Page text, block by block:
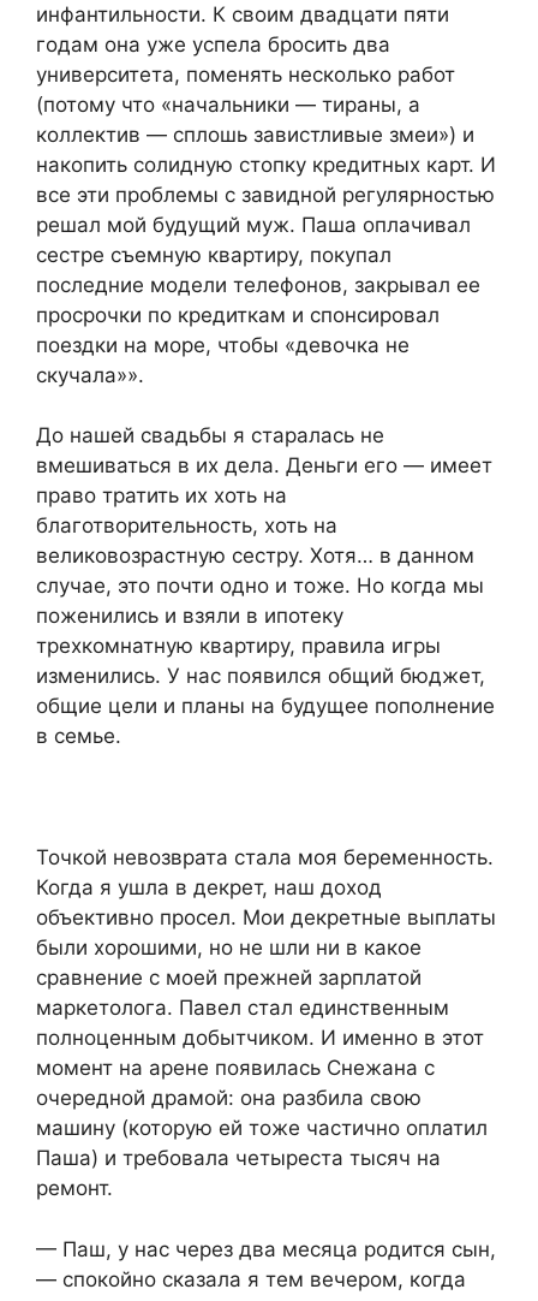
инфантильности. К своим двадцати пяти
годам она уже успела бросить два
университета, поменять несколько работ
(потому что «начальники — тираны, а
коллектив — сплошь завистливые змеи») и
накопить солидную стопку кредитных карт. И
все эти проблемы с завидной регулярностью
решал мой будущий муж. Паша оплачивал
сестре съемную квартиру, покупал
последние модели телефонов, закрывал ее
просрочки по кредиткам и спонсировал
поездки на море, чтобы «девочка не
скучала»».
До нашей свадьбы я старалась не
вмешиваться в их дела. Деньги его — имеет
право тратить их хоть на
благотворительность, хоть на
великовозрастную сестру. Хотя… в данном
случае, это почти одно и тоже. Но когда мы
поженились и взяли в ипотеку
трехкомнатную квартиру, правила игры
изменились. У нас появился общий бюджет,
общие цели и планы на будущее пополнение
в семье.
Точкой невозврата стала моя беременность.
Когда я ушла в декрет, наш доход
объективно просел. Мои декретные выплаты
были хорошими, но не шли ни в какое
сравнение с моей прежней зарплатой
маркетолога. Павел стал единственным
полноценным добытчиком. И именно в этот
момент на арене появилась Снежана с
очередной драмой: она разбила свою
машину (которую ей тоже частично оплатил
Паша) и требовала четыреста тысяч на
ремонт.
— Паш, у нас через два месяца родится сын,
— спокойно сказала я тем вечером, когда